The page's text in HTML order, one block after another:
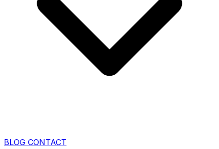
BLOG CONTACT